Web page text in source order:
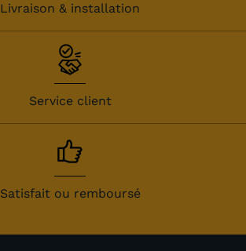
Livraison & installation
Service client
Satisfait ou remboursé